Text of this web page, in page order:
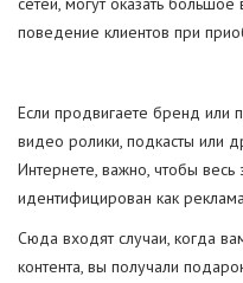
поведение клиентов при
Если продвигаете бренд или
видео ролики, подкасты или
Интернете, важно, чтобы весь
идентифицирован как
Сюда входят случаи, когда
контента, вы получали